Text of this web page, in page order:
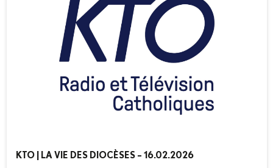
KTO | LA VIE DES DIOCÈSES – 16.02.2026